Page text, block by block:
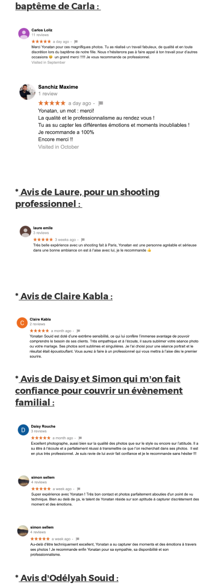
baptême de Carla :
*Avis de Laure, pour un shooting
professionnel :
* Avis de Claire Kabla :
* Avis de Daisy et Simon qui m’on fait
confiance pour couvrir un évènement
familial :
* Avis d’Odélyah Souid :